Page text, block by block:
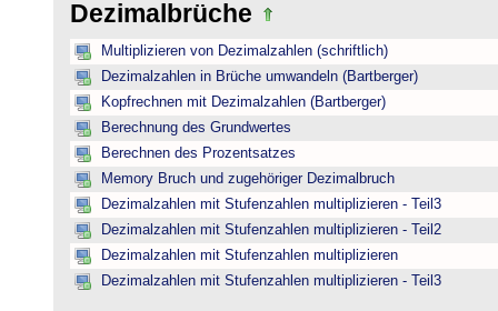
Dezimalbrüche
Multiplizieren von Dezimalzahlen (schriftlich)
Dezimalzahlen in Brüche umwandeln (Bartberger)
Kopfrechnen mit Dezimalzahlen (Bartberger)
Berechnung des Grundwertes
Berechnen des Prozentsatzes
Memory Bruch und zugehöriger Dezimalbruch
Dezimalzahlen mit Stufenzahlen multiplizieren - Teil3
Dezimalzahlen mit Stufenzahlen multiplizieren - Teil2
Dezimalzahlen mit Stufenzahlen multiplizieren
Dezimalzahlen mit Stufenzahlen multiplizieren - Teil3